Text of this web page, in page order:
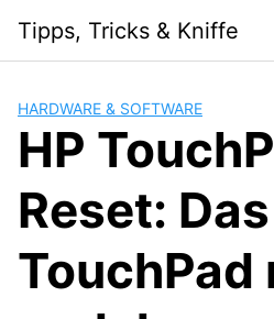
content
Tipps, Tricks & Kniffe
HARDWARE & SOFTWARE
HP
Reset: Das
TouchPad